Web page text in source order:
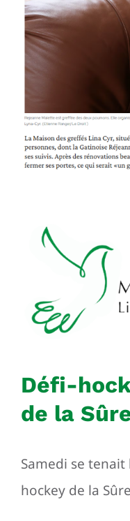
Défi-
de la
Samedi se
hockey de la